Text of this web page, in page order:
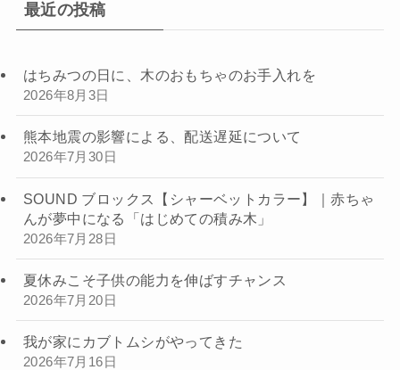
最近の投稿
はちみつの日に、木のおもちゃのお手入れを
2026年8月3日
熊本地震の影響による、配送遅延について
2026年7月30日
SOUND ブロックス【シャーベットカラー】｜赤ちゃ
んが夢中になる「はじめての積み木」
2026年7月28日
夏休みこそ子供の能力を伸ばすチャンス
2026年7月20日
我が家にカブトムシがやってきた
2026年7月16日